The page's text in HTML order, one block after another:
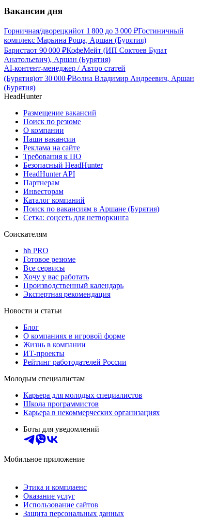
Вакансии дня
Горничная/дворецкийот 1 800 до 3 000 ₽Гостиничный
комплекс Марьина Роща, Аршан (Бурятия)
Баристаот 90 000 ₽КофеМейт (ИП Соктоев Булат
Анатольевич), Аршан (Бурятия)
AI-контент-менеджер / Автор статей
(Бурятия)от 30 000 ₽Волна Владимир Андреевич, Аршан
(Бурятия)
HeadHunter
Размещение вакансий
Поиск по резюме
О компании
Наши вакансии
Реклама на сайте
Требования к ПО
Безопасный HeadHunter
HeadHunter API
Партнерам
Инвесторам
Каталог компаний
Поиск по вакансиям в Аршане (Бурятия)
Сетка: соцсеть для нетворкинга
Соискателям
hh PRO
Готовое резюме
Все сервисы
Хочу у вас работать
Производственный календарь
Экспертная рекомендация
Новости и статьи
Блог
О компаниях в игровой форме
Жизнь в компании
ИТ-проекты
Рейтинг работодателей России
Молодым специалистам
Карьера для молодых специалистов
Школа программистов
Карьера в некоммерческих организациях
Боты для уведомлений
Мобильное приложение
Этика и комплаенс
Оказание услуг
Использование сайтов
Защита персональных данных